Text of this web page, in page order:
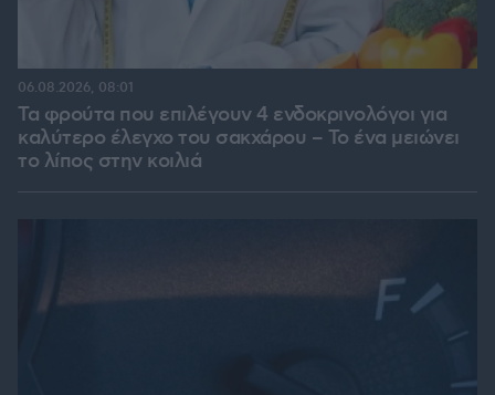
Τα φρούτα που επιλέγουν 4 ενδοκρινολόγοι για
καλύτερο έλεγχο του σακχάρου – Το ένα μειώνει
το λίπος στην κοιλιά
06.08.2026, 08:01